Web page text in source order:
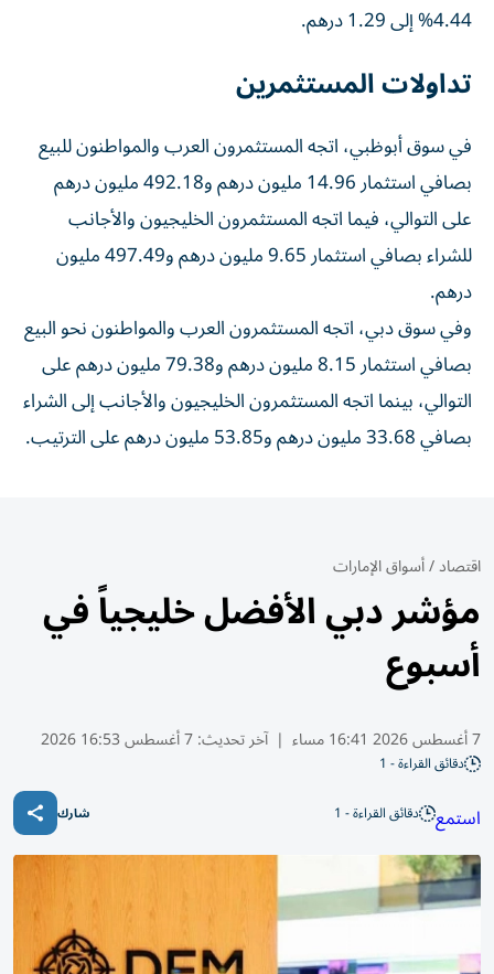
4.44% إلى 1.29 درهم.
تداولات المستثمرين
في سوق أبوظبي، اتجه المستثمرون العرب والمواطنون للبيع
بصافي استثمار 14.96 مليون درهم و492.18 مليون درهم
على التوالي، فيما اتجه المستثمرون الخليجيون والأجانب
للشراء بصافي استثمار 9.65 مليون درهم و497.49 مليون
درهم.
وفي سوق دبي، اتجه المستثمرون العرب والمواطنون نحو البيع
بصافي استثمار 8.15 مليون درهم و79.38 مليون درهم على
التوالي، بينما اتجه المستثمرون الخليجيون والأجانب إلى الشراء
بصافي 33.68 مليون درهم و53.85 مليون درهم على الترتيب.
اقتصاد/أسواق الإمارات
مؤشر دبي الأفضل خليجياً في
أسبوع
7 أغسطس 2026 16:41 مساء | آخر تحديث:7 أغسطس 16:53 2026
دقائق القراءة - 1
استمع دقائق القراءة - 1 شارك